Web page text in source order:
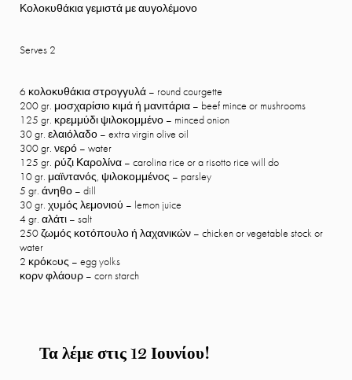
Κολοκυθάκιαγεμιστά μεαυγολέμονο
Serves 2
6 κολοκυθάκια στρογγυλά – round courgette
200 gr. μοσχαρίσιο κιμά ή μανιτάρια – beef mince or mushrooms
125 gr. κρεμμύδι ψιλοκομμένο – minced onion
30 gr. ελαιόλαδο – extra virgin olive oil
300 gr. νερό – water
125 gr. ρύζι Καρολίνα – carolina rice or a risotto rice will do
10 gr. μαϊντανός, ψιλοκομμένος – parsley
5 gr. άνηθο – dill
30 gr. χυμός λεμονιού – lemon juice
4 gr. αλάτι – salt
250 ζωμός κοτόπουλο ή λαχανικών – chicken or vegetable stock or
water
2 κρόκoυς – egg yolks
κορν φλάουρ – corn starch
Τα λέμε στις 12 Ιουνίου!